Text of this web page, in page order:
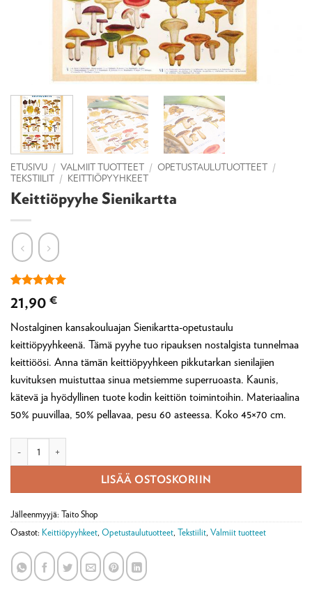
ETUSIVU / VALMIIT TUOTTEET / OPETUSTAULUTUOTTEET /
TEKSTIILIT / KEITTIÖPYYHKEET
Keittiöpyyhe Sienikartta
Arvio5
5:stä
1
asiakkaan
arvotukseen.
21,90 €
Nostalginen kansakouluajan Sienikartta-opetustaulu
keittiöpyyhkeenä. Tämä pyyhe tuo ripauksen nostalgista tunnelmaa
keittiöösi. Anna tämän keittiöpyyhkeen pikkutarkan sienilajien
kuvituksen muistuttaa sinua metsiemme superruoasta. Kaunis,
kätevä ja hyödyllinen tuote kodin keittiön toimintoihin. Materiaalina
50% puuvillaa, 50% pellavaa, pesu 60 asteessa. Koko 45×70 cm.
LISÄÄ OSTOSKORIIN
Jälleenmyyjä: Taito Shop
Osastot: Keittiöpyyhkeet, Opetustaulutuotteet, Tekstiilit, Valmiit tuotteet